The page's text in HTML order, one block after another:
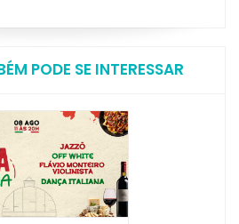
PODE SE INTERESSAR